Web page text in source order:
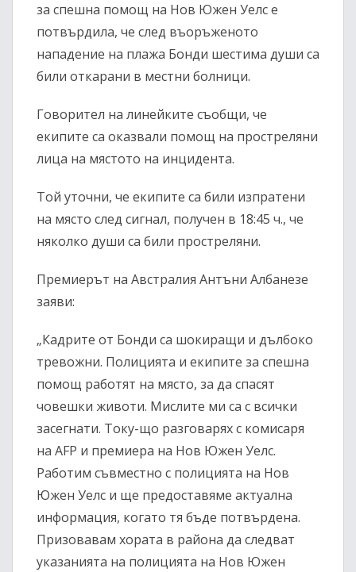
за спешна помощ на Нов Южен Уелс е
потвърдила, че след въоръженото
нападение на плажа Бонди шестима души са
били откарани в местни болници.
Говорител на линейките съобщи, че
екипите са оказвали помощ на простреляни
лица на мястото на инцидента.
Той уточни, че екипите са били изпратени
на място след сигнал, получен в 18:45 ч., че
няколко души са били простреляни.
Премиерът на Австралия Антъни Албанезе
заяви:
„Кадрите от Бонди са шокиращи и дълбоко
тревожни. Полицията и екипите за спешна
помощ работят на място, за да спасят
човешки животи. Мислите ми са с всички
засегнати. Току-що разговарях с комисаря
на AFP и премиера на Нов Южен Уелс.
Работим съвместно с полицията на Нов
Южен Уелс и ще предоставяме актуална
информация, когато тя бъде потвърдена.
Призовавам хората в района да следват
указанията на полицията на Нов Южен